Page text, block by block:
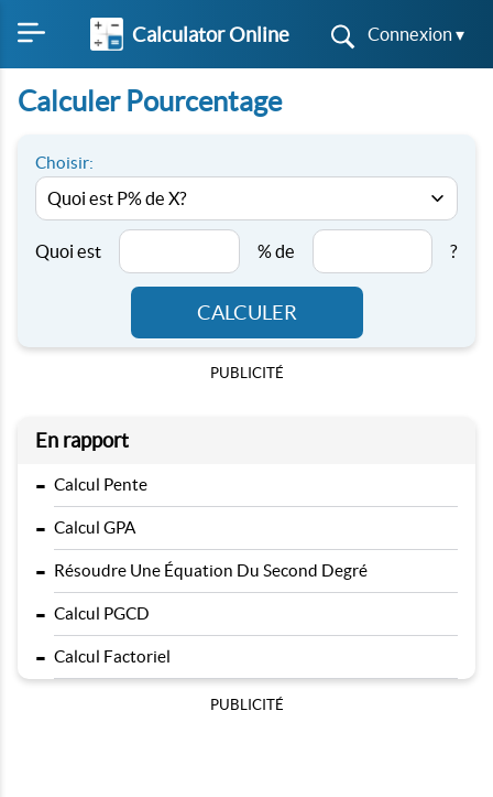
Calculator Online Connexion ▾
Calculer Pourcentage
Choisir:
Quoi est % de ?
CALCULER
PUBLICITÉ
En rapport
- Calcul Pente
- Calcul GPA
- Résoudre Une Équation Du Second Degré
- Calcul PGCD
- Calcul Factoriel
PUBLICITÉ